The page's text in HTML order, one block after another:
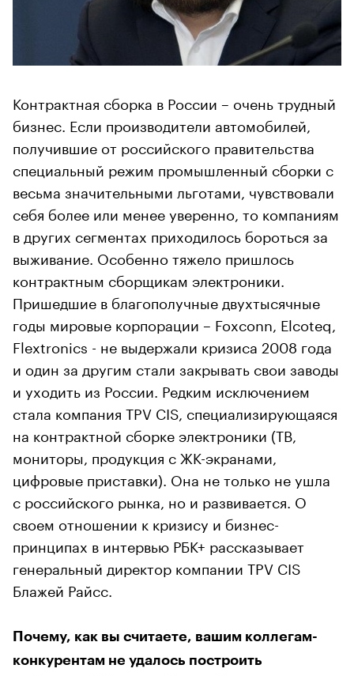
Контрактная сборка в России – очень трудный
бизнес. Если производители автомобилей,
получившие от российского правительства
специальный режим промышленный сборки с
весьма значительными льготами, чувствовали
себя более или менее уверенно, то компаниям
в других сегментах приходилось бороться за
выживание. Особенно тяжело пришлось
контрактным сборщикам электроники.
Пришедшие в благополучные двухтысячные
годы мировые корпорации – Foxconn, Elcoteq,
Flextronics - не выдержали кризиса 2008 года
и один за другим стали закрывать свои заводы
и уходить из России. Редким исключением
стала компания TPV CIS, специализирующаяся
на контрактной сборке электроники (ТВ,
мониторы, продукция с ЖК-экранами,
цифровые приставки). Она не только не ушла
с российского рынка, но и развивается. О
своем отношении к кризису и бизнес-
принципах в интервью РБК+ рассказывает
генеральный директор компании TPV CIS
Блажей Райсс.
Почему, как вы считаете, вашим коллегам-
конкурентам не удалось построить